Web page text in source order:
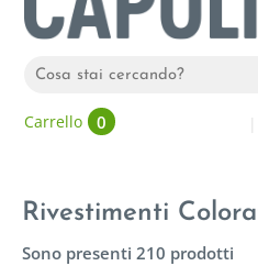
Carrello 0
Rivestimenti
Sono presenti 210 prodotti